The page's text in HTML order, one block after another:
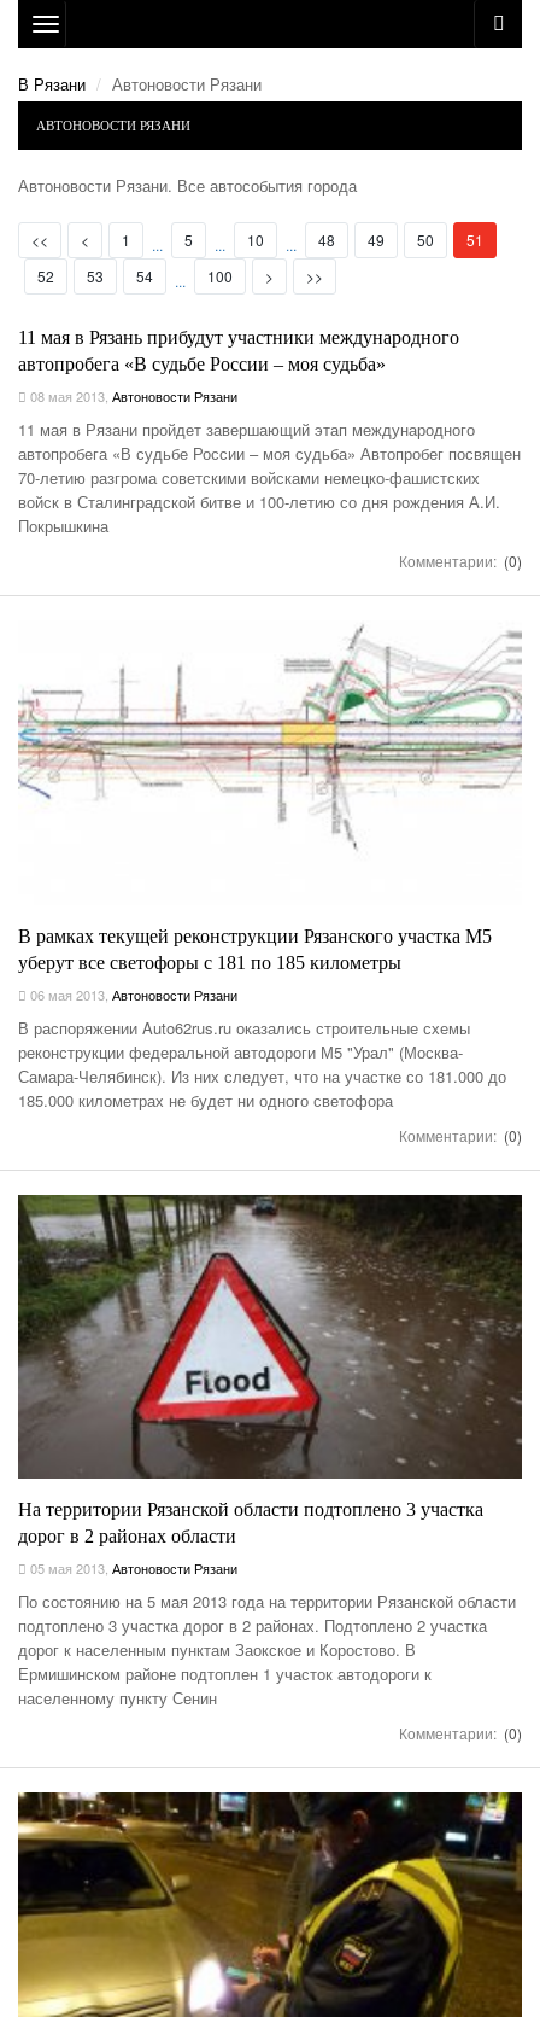
Toggle
navigation
В Рязани
Автоновости Рязани
АВТОНОВОСТИ РЯЗАНИ
Автоновости Рязани. Все автособытия города
<< < 1 ... 5 ... 10 ... 48 49 50 51
52
53 54 ... 100 > >>
11 мая в Рязань прибудут участники международного
автопробега «В судьбе России – моя судьба»
08 мая 2013 Автоновости Рязани
11 мая в Рязани пройдет завершающий этап международного
автопробега «В судьбе России – моя судьба» Автопробег посвящен
70-летию разгрома советскими войсками немецко-фашистских
войск в Сталинградской битве и 100-летию со дня рождения А.И.
Покрышкина
Комментарии: (0)
В рамках текущей реконструкции Рязанского участка М5
уберут все светофоры с 181 по 185 километры
06 мая 2013 Автоновости Рязани
В распоряжении Auto62rus.ru оказались строительные схемы
реконструкции федеральной автодороги М5 "Урал" (Москва-
Самара-Челябинск). Из них следует, что на участке со 181.000 до
185.000 километрах не будет ни одного светофора
Комментарии: (0)
На территории Рязанской области подтоплено 3 участка
дорог в 2 районах области
05 мая 2013 Автоновости Рязани
По состоянию на 5 мая 2013 года на территории Рязанской области
подтоплено 3 участка дорог в 2 районах. Подтоплено 2 участка
дорог к населенным пунктам Заокское и Коростово. В
Ермишинском районе подтоплен 1 участок автодороги к
населенному пункту Сенин
Комментарии: (0)